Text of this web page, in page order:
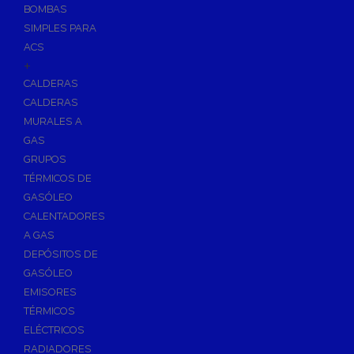
Sumideros para Piscinas
Accesorios para Piscinas
Productos Químicos para Piscinas
Reguladores de PH
Antialgas para Piscinas
Floculante para Piscinas
Cloro para Piscinas
Desinfección de Piscinas sin Cloro
Invernaje de Piscinas
Limpiadores de Piscinas
Kits Analizadores
Dosificadores
Riego, Jardín y Fuentes
BOMBAS
SIMPLES PARA
ACS
+
CALDERAS
CALDERAS
MURALES A
GAS
GRUPOS
TÉRMICOS DE
GASÓLEO
CALENTADORES
A GAS
DEPÓSITOS DE
GASÓLEO
EMISORES
TÉRMICOS
ELÉCTRICOS
RADIADORES